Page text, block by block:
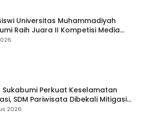
Universitas Muhammadiyah
Raih Juara II Kompetisi Media
Digital Tingkat Internasional
Sukabumi Perkuat Keselamatan
SDM Pariwisata Dibekali Mitigasi
Evakuasi
2026